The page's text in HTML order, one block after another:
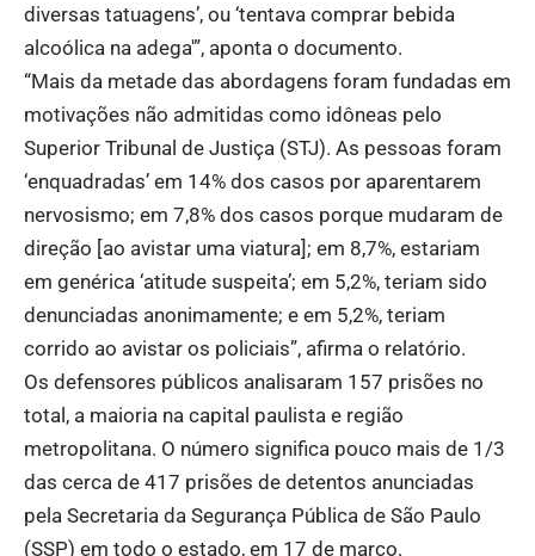
diversas tatuagens’, ou ‘tentava comprar bebida
alcoólica na adega'”, aponta o documento.
“Mais da metade das abordagens foram fundadas em
motivações não admitidas como idôneas pelo
Superior Tribunal de Justiça (STJ). As pessoas foram
‘enquadradas’ em 14% dos casos por aparentarem
nervosismo; em 7,8% dos casos porque mudaram de
direção [ao avistar uma viatura]; em 8,7%, estariam
em genérica ‘atitude suspeita’; em 5,2%, teriam sido
denunciadas anonimamente; e em 5,2%, teriam
corrido ao avistar os policiais”, afirma o relatório.
Os defensores públicos analisaram 157 prisões no
total, a maioria na capital paulista e região
metropolitana. O número significa pouco mais de 1/3
das cerca de 417 prisões de detentos anunciadas
pela Secretaria da Segurança Pública de São Paulo
(SSP) em todo o estado, em 17 de março.